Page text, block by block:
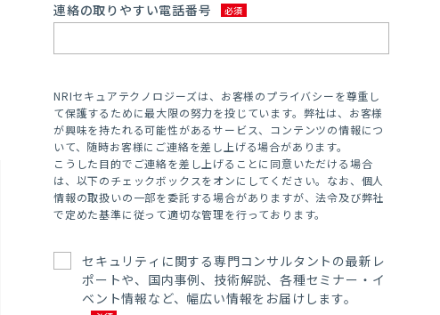
連絡の取りやすい電話番号
NRIセキュアテクノロジーズは、お客様のプライバシーを尊重し
て保護するために最大限の努力を投じています。弊社は、お客様
が興味を持たれる可能性があるサービス、コンテンツの情報につ
いて、随時お客様にご連絡を差し上げる場合があります。
こうした目的でご連絡を差し上げることに同意いただける場合
は、以下のチェックボックスをオンにしてください。なお、個人
情報の取扱いの一部を委託する場合がありますが、法令及び弊社
で定めた基準に従って適切な管理を行っております。
セキュリティに関する専門コンサルタントの最新レ
ポートや、国内事例、技術解説、各種セミナー・イ
ベント情報など、幅広い情報をお届けします。